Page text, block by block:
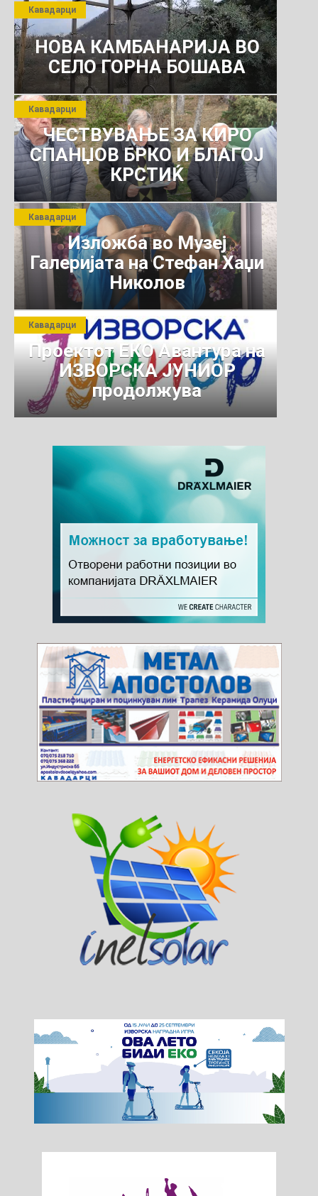
КОМУНАЛНО УСЛУГИ
НОВА КАМБАНАРИЈА ВО
СЕЛО ГОРНА БОШАВА
Кавадарци
ЧЕСТВУВАЊЕ ЗА КИРО
СПАНЏОВ БРКО И БЛАГОЈ
КРСТИЌ
Кавадарци
Изложба во Музеј
Галеријата на Стефан Хаџи
Николов
Кавадарци
Проектот ЕКО Авантура на
ИЗВОРСКА ЈУНИОР
продолжува
Кавадарци